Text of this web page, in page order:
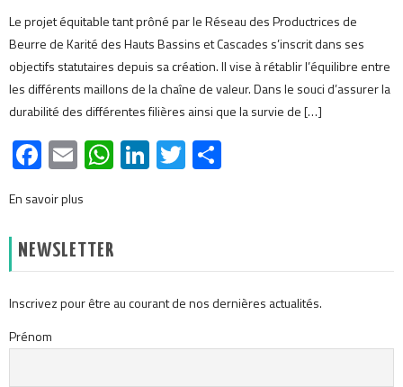
Le projet équitable tant prôné par le Réseau des Productrices de
Beurre de Karité des Hauts Bassins et Cascades s’inscrit dans ses
objectifs statutaires depuis sa création. Il vise à rétablir l’équilibre entre
les différents maillons de la chaîne de valeur. Dans le souci d’assurer la
durabilité des différentes filières ainsi que la survie de […]
Facebook
EmailWhatsApp
LinkedIn
Twitter
En savoir plus
NEWSLETTER
Inscrivez pour être au courant de nos dernières actualités.
Prénom